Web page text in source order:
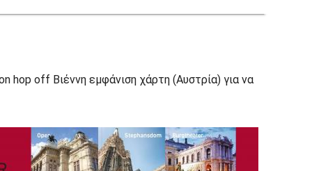
hop off Βιέννη εμφάνιση χάρτη (Αυστρία) για να